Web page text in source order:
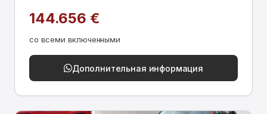
144.656 €
со всеми включенными
Дополнительная информация